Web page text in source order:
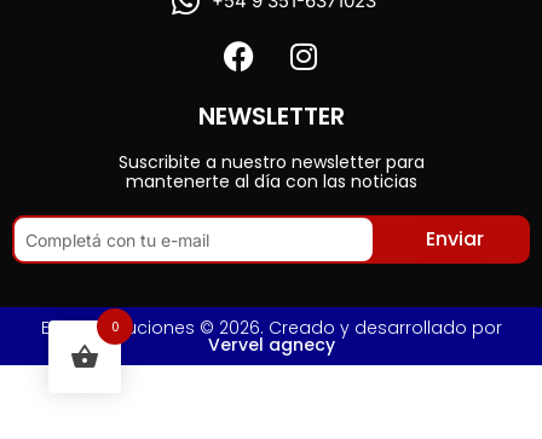
NEWSLETTER
Suscribite a nuestro newsletter para
mantenerte al día con las noticias
Enviar
Ero Distribuciones © 2026. Creado y desarrollado por
Vervel agnecy
0